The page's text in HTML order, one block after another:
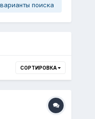
поиска
СОРТИРОВКА